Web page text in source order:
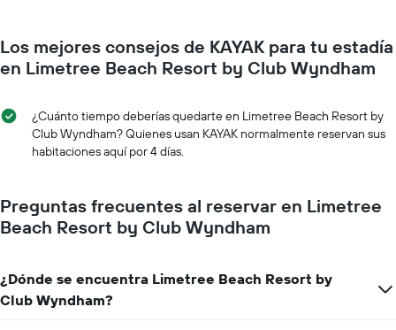
eje
Y
el
precio
promedio
habitación
que
se
fecha
de
gráfico
muestra
1
que
indica
la
Los mejores consejos de KAYAK para tu estadía
en Limetree Beach Resort by Club Wyndham
¿Cuánto tiempo deberías quedarte en Limetree Beach Resort by
Club Wyndham? Quienes usan KAYAK normalmente reservan sus
habitaciones aquí por 4 días.
Preguntas frecuentes al reservar en Limetree
Beach Resort by Club Wyndham
¿Dónde se encuentra Limetree Beach Resort by
Club Wyndham?